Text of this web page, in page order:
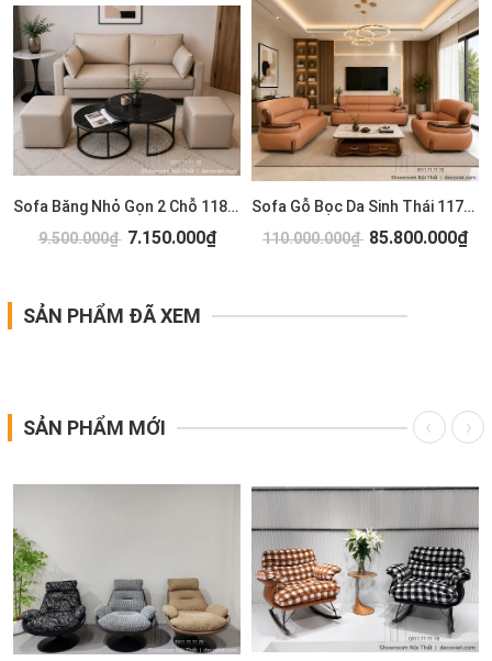
Sofa Băng Nhỏ Gọn 2 Chỗ 1183T
9.500.000₫ 7.150.000₫
Sofa Gỗ Bọc Da Sinh Thái 1173T
110.000.000₫ 85.800.000₫
SẢN PHẨM ĐÃ XEM
SẢN PHẨM MỚI